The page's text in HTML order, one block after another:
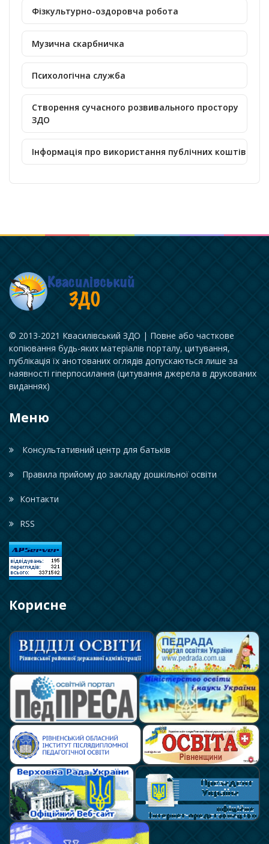
Фізкультурно-оздоровча робота
Музична скарбничка
Психологічна служба
Створення сучасного розвивального простору
ЗДО
Інформація про використання публічних коштів
© 2013-2021 Квасилівський ЗДО | Повне або часткове
копіювання будь-яких матеріалів порталу, цитування,
публікація їх анотованих оглядів допускаються лише за
наявності гіперпосилання (цитування джерела в друкованих
виданнях)
Меню
Консультативний центр для батьків
Правила прийому до закладу дошкільної освіти
Контакти
RSS
Корисне